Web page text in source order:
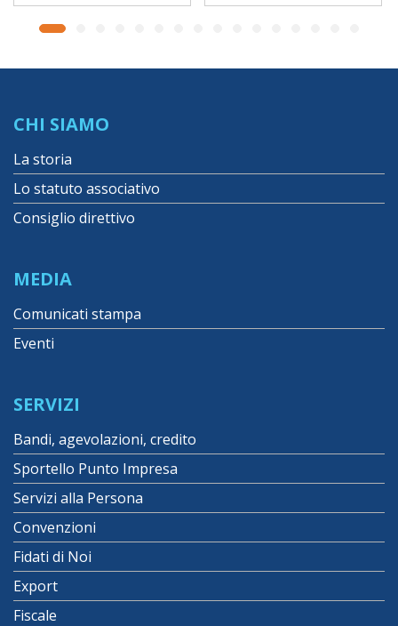
CHI SIAMO
La storia
Lo statuto associativo
Consiglio direttivo
MEDIA
Comunicati stampa
Eventi
SERVIZI
Bandi, agevolazioni, credito
Sportello Punto Impresa
Servizi alla Persona
Convenzioni
Fidati di Noi
Export
Fiscale